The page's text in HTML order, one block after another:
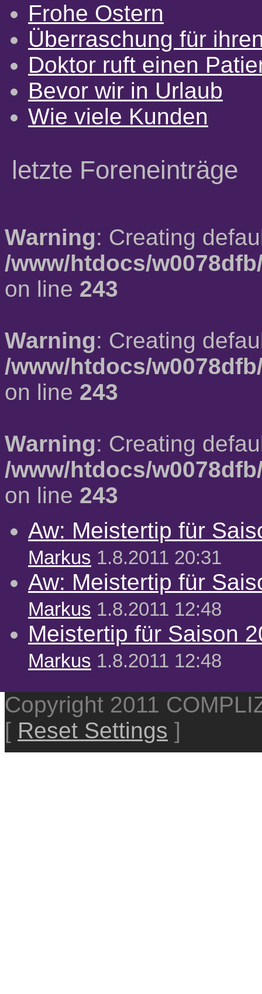
Frohe Ostern
Überraschung für
Doktor ruft einen
Bevor wir in Urlaub
Wie viele Kunden
letzte Foreneinträge
Warning: Creating
/www/htdocs/
on line 243
Warning: Creating
/www/htdocs/
on line 243
Warning: Creating
/www/htdocs/
on line 243
Aw: Meistertip für
Markus 1.8.2011 20:31
Aw: Meistertip für
Markus 1.8.2011 12:48
Meistertip für Saison
Markus 1.8.2011 12:48
Copyright 2011
[ Reset Settings ]